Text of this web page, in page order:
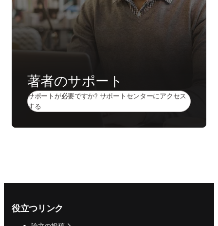
著者のサポート
サポートが必要ですか? サポートセンターにアクセス
する
役立つリンク